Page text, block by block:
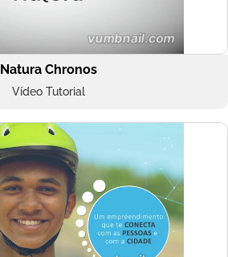
Natura Chronos
Vídeo Tutorial